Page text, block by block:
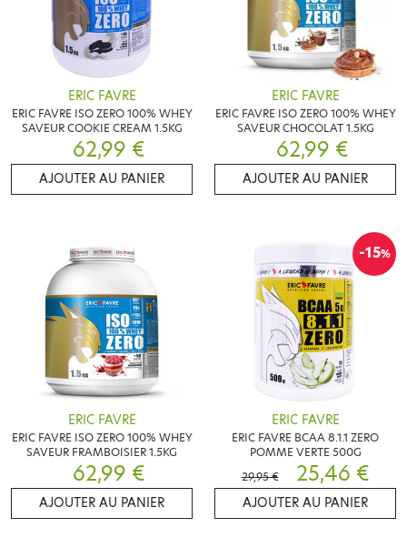
ERIC FAVRE
ERIC FAVRE ISO ZERO 100% WHEY
SAVEUR COOKIE CREAM 1.5KG
62,99 €
AJOUTER AU PANIER
ERIC FAVRE
ERIC FAVRE ISO ZERO 100% WHEY
SAVEUR CHOCOLAT 1.5KG
62,99 €
AJOUTER AU PANIER
ERIC FAVRE
ERIC FAVRE ISO ZERO 100% WHEY
SAVEUR FRAMBOISIER 1.5KG
62,99 €
AJOUTER AU PANIER
-15%
ERIC FAVRE
ERIC FAVRE BCAA 8.1.1 ZERO
POMME VERTE 500G
29,95 €
25,46 €
AJOUTER AU PANIER